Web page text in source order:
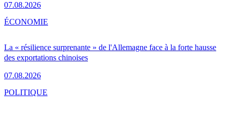
07.08.2026
La « résilience surprenante » de l'Allemagne face à la forte hausse
des exportations chinoises
07.08.2026
ÉCONOMIE
POLITIQUE